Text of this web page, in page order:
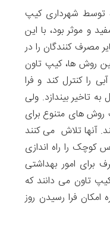
توسط شهرداری کیپ
و موثر بود، با این
مصرف کنندگان را در
روش ها، کیپ تاون
را کنترل کند و فرا
تاخیر بیندازد. ولی
های متنوع‌ برای
آنها تلاش می کنند
کوچک را راه اندازی
برای امور بهداشتی
تاون می دانند که
امکان فرا رسیدن روز